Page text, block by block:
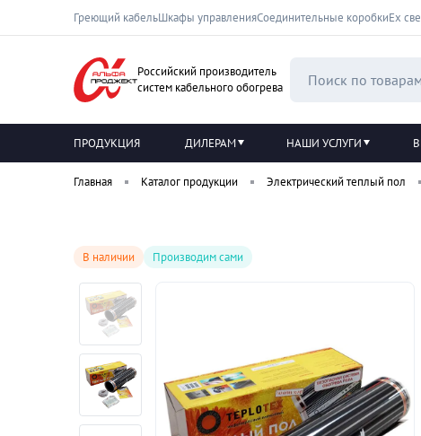
Греющий кабельШкафы управленияСоединительные коробкиЕх
Российский производитель
систем кабельного обогрева
ПРОДУКЦИЯ ДИЛЕРАМ НАШИ УСЛУГИ
Главная Каталог продукции Электрический теплый пол
В наличии Производим сами